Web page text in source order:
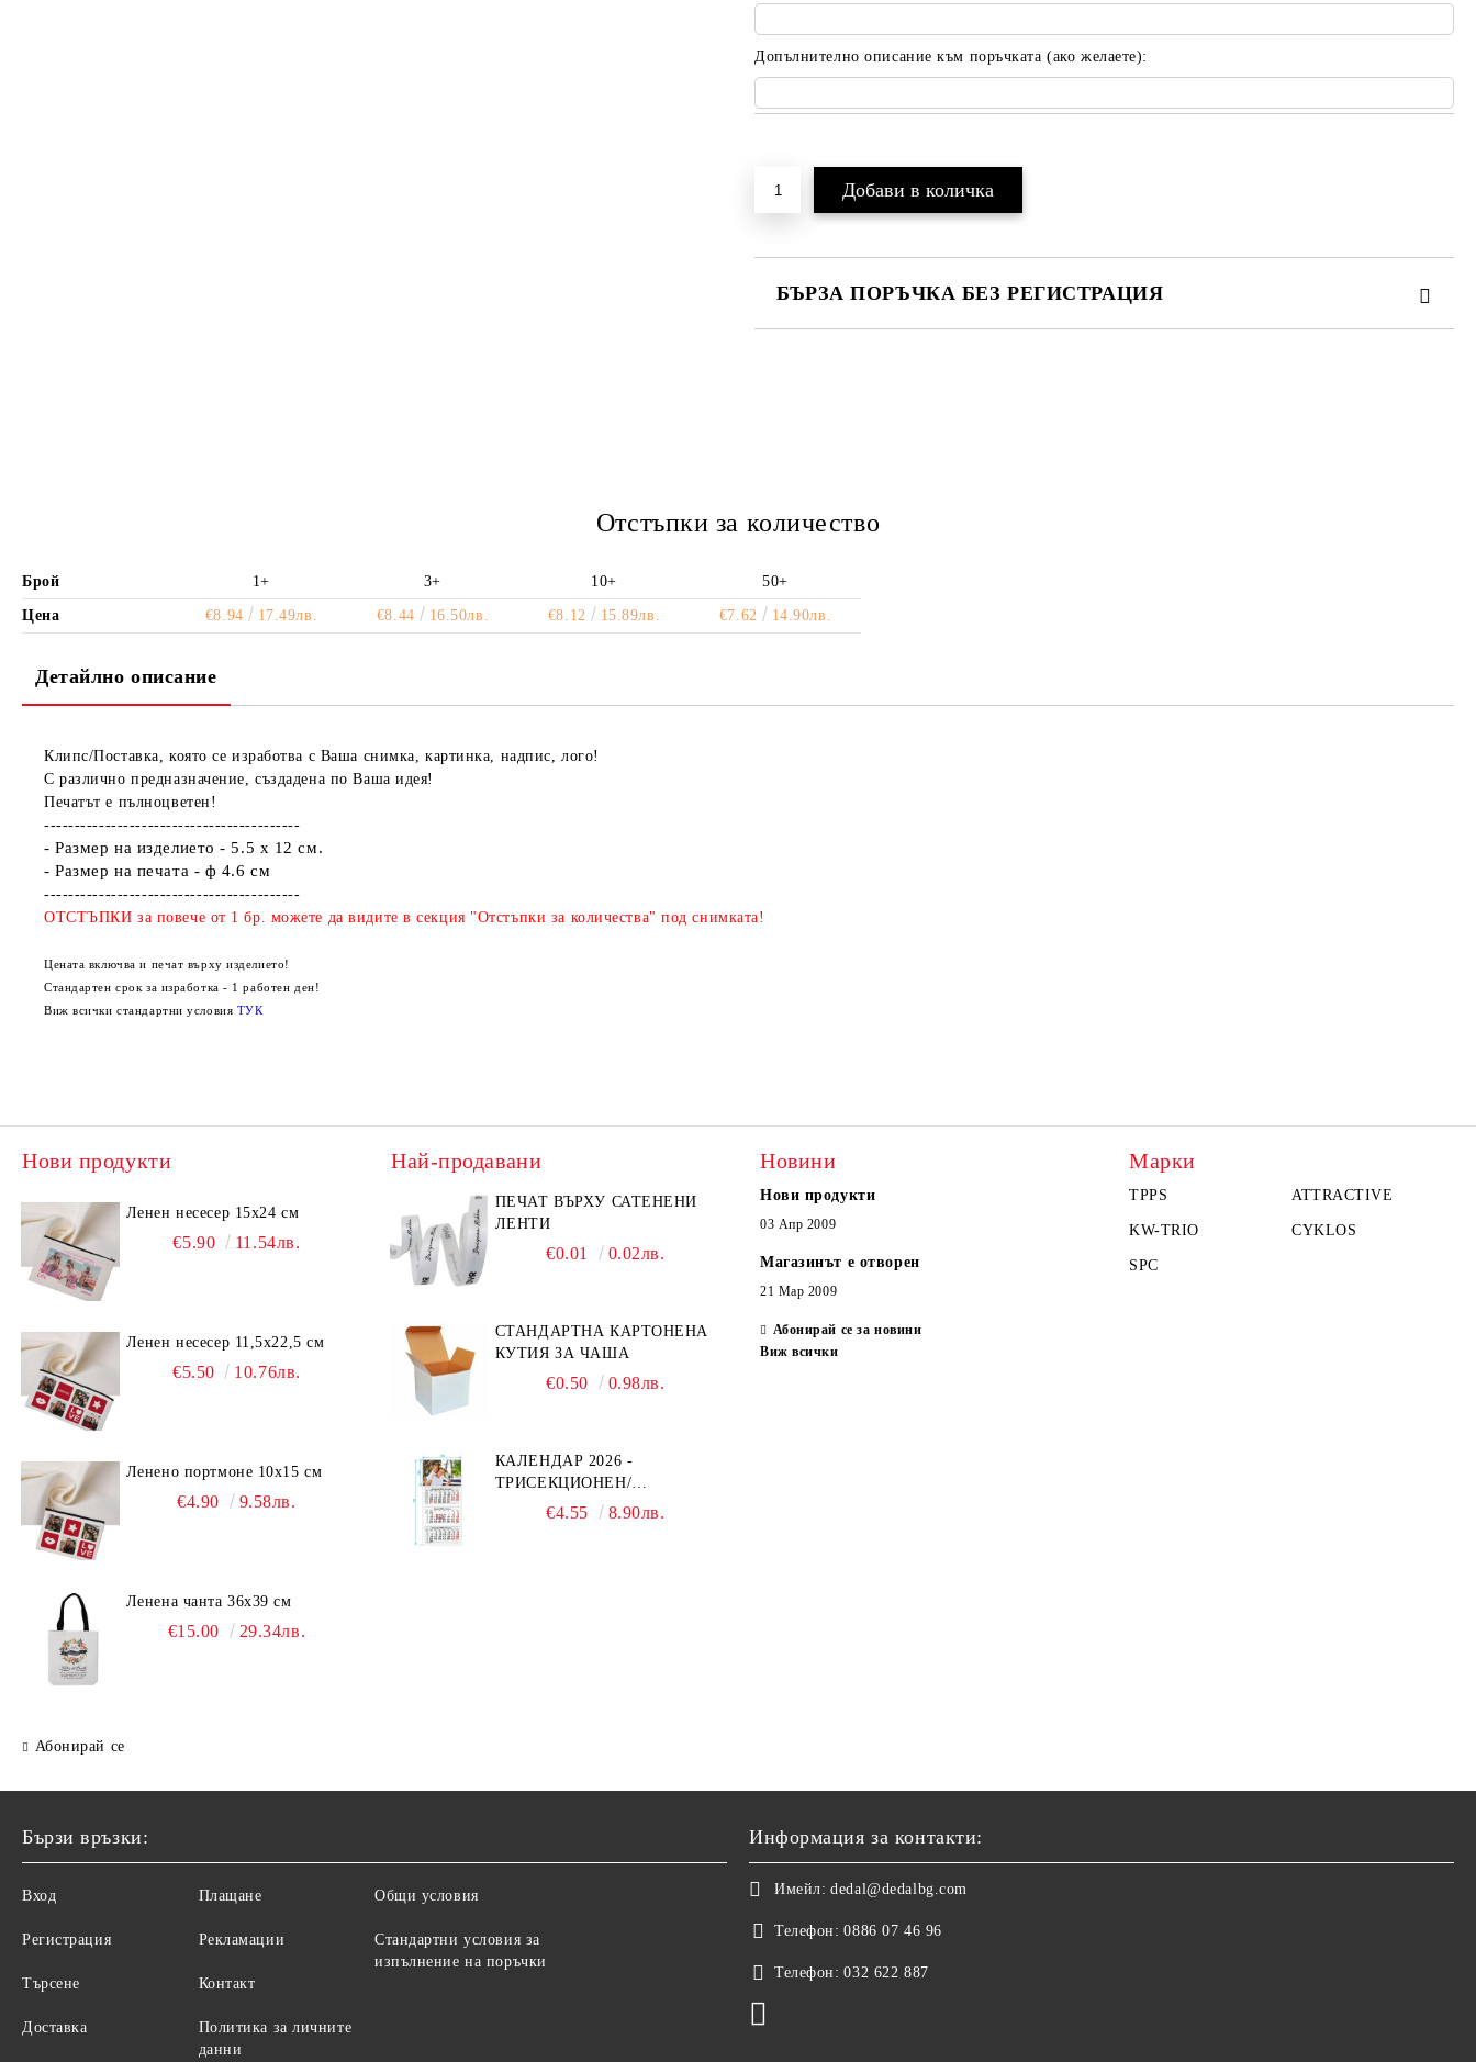
Допълнително описание към поръчката (ако желаете):
БЪРЗА ПОРЪЧКА БЕЗ РЕГИСТРАЦИЯ
Отстъпки за количество
Брой 1+ 3+ 10+ 50+
Цена €8.94 17.49лв. €8.44 16.50лв. €8.12 15.89лв. €7.62 14.90лв.
Детайлно описание
Клипс/Поставка, която се изработва с Ваша снимка, картинка, надпис, лого!
С различно предназначение, създадена по Ваша идея!
Печатът е пълноцветен!
------------------------------------------
- Размер на изделието - 5.5 х 12 см.
- Размер на печата - ф 4.6 см
------------------------------------------
ОТСТЪПКИ за повече от 1 бр. можете да видите в секция "Отстъпки за количества" под снимката!
Цената включва и печат върху изделието!
Стандартен срок за изработка - 1 работен ден!
Виж всички стандартни условия ТУК
Нови продукти
Ленен несесер 15х24 см
€5.90 11.54лв.
Ленен несесер 11,5х22,5 см
€5.50 10.76лв.
Ленено портмоне 10х15 см
€4.90 9.58лв.
Ленена чанта 36х39 см
€15.00 29.34лв.
Абонирай се
Най-продавани
ПЕЧАТ ВЪРХУ САТЕНЕНИ
ЛЕНТИ
€0.01 0.02лв.
СТАНДАРТНА КАРТОНЕНА
КУТИЯ ЗА ЧАША
€0.50 0.98лв.
КАЛЕНДАР 2026 -
ТРИСЕКЦИОНЕН/
ЕДНОСЕКЦИОНЕН
€4.55 8.90лв.
Новини
Нови продукти
03 Апр 2009
Магазинът е отворен
21 Мар 2009
Абонирай се за новини
Виж всички
Марки
TPPS ATTRACTIVE
KW-TRIO CYKLOS
SPC
Бързи връзки:
Вход
Регистрация
Търсене
Доставка
Плащане
Рекламации
Контакт
Политика за личните
данни
Общи условия
Стандартни условия за
изпълнение на поръчки
Информация за контакти:
Имейл: dedal@dedalbg.com
Телефон: 0886 07 46 96
Телефон: 032 622 887